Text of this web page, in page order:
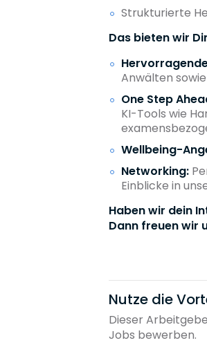
Strukturierte
Das bieten wir Dir
Anwälten
One Step
KI-Tools wie
Wellbeing-
Networking:
Einblicke in
Haben wir dein
Dann freuen wir
Nutze die
Dieser
Jobs bewerben.